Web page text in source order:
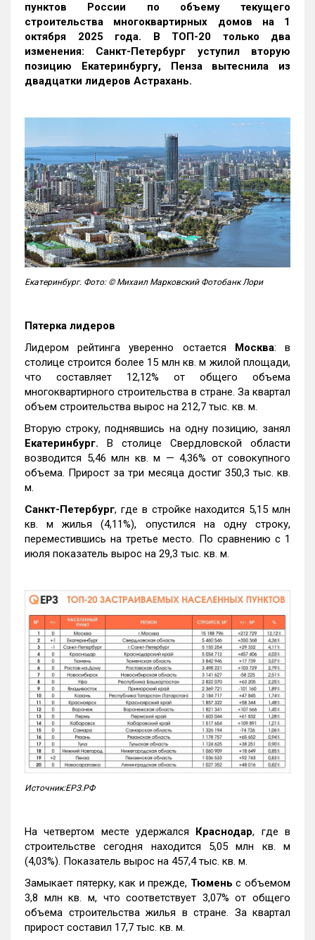
пунктов России по объему текущего
строительства многоквартирных домов на 1
октября 2025 года. В ТОП-20 только два
изменения: Санкт-Петербург уступил вторую
позицию Екатеринбургу, Пенза вытеснила из
двадцатки лидеров Астрахань.
Екатеринбург. Фото: © Михаил Марковский Фотобанк Лори
Пятерка лидеров
Лидером рейтинга уверенно остается Москва: в
столице строится более 15 млн кв. м жилой площади,
что составляет 12,12% от общего объема
многоквартирного строительства в стране. За квартал
объем строительства вырос на 212,7 тыс. кв. м.
Вторую строку, поднявшись на одну позицию, занял
Екатеринбург. В столице Свердловской области
возводится 5,46 млн кв. м — 4,36% от совокупного
объема. Прирост за три месяца достиг 350,3 тыс. кв.
м.
Санкт-Петербург, где в стройке находится 5,15 млн
кв. м жилья (4,11%), опустился на одну строку,
переместившись на третье место. По сравнению с 1
июля показатель вырос на 29,3 тыс. кв. м.
Источник:ЕРЗ.РФ
На четвертом месте удержался Краснодар, где в
строительстве сегодня находится 5,05 млн кв. м
(4,03%). Показатель вырос на 457,4 тыс. кв. м.
Замыкает пятерку, как и прежде, Тюмень с объемом
3,8 млн кв. м, что соответствует 3,07% от общего
объема строительства жилья в стране. За квартал
прирост составил 17,7 тыс. кв. м.